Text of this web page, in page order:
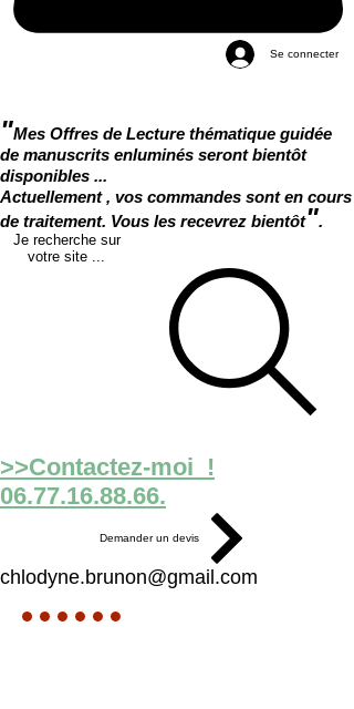
Se connecter
"Mes Offres de Lecture thématique guidée
de manuscrits enluminés seront bientôt
disponibles ...
Actuellement , vos commandes sont en cours
de traitement. Vous les recevrez bientôt".
Je recherche sur
votre site ...
>>Contactez-moi !
06.77.16.88.66.
Demander un devis
chlodyne.brunon@gmail.com